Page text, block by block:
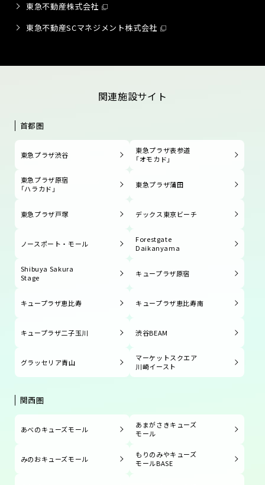
東急不動産株式会社
東急不動産SCマネジメント株式会社
関連施設サイト
首都圏
東急プラザ渋谷
東急プラザ表参道
「オモカド」
東急プラザ原宿
「ハラカド」
東急プラザ蒲田
東急プラザ戸塚 デックス東京ビーチ
ノースポート・モール
Forestgate
Daikanyama
Shibuya Sakura
Stage
キュープラザ原宿
キュープラザ恵比寿 キュープラザ恵比寿南
キュープラザ二子玉川 渋谷BEAM
グラッセリア青山
マーケットスクエア
川崎イースト
関西圏
あべのキューズモール
あまがさきキューズ
モール
みのおキューズモール
もりのみやキューズ
モールBASE